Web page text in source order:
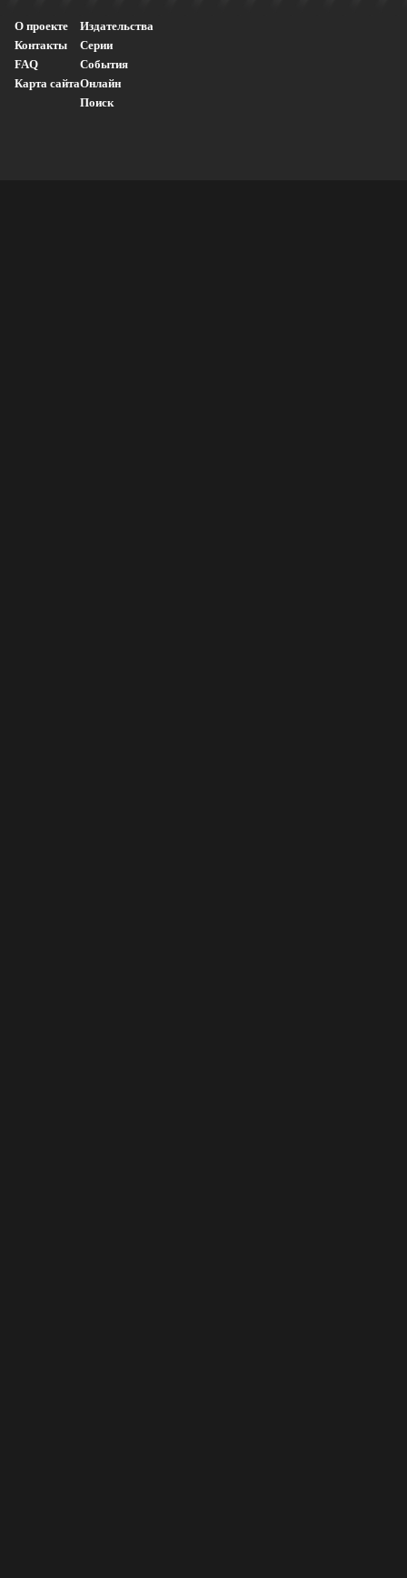
О проекте
Контакты
FAQ
Карта сайта
Издательства
Серии
События
Онлайн
Поиск